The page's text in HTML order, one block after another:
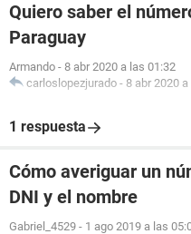
Quiero saber el
Paraguay
Armando - 8 abr 2020 a las 01:32
carloslopezjurado - 8 abr 2020
1 respuesta
Cómo averiguar un
DNI y el nombre
Gabriel_4529 - 1 ago 2019 a las